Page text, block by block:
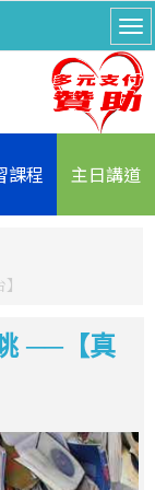
課程 主日講道
──【真